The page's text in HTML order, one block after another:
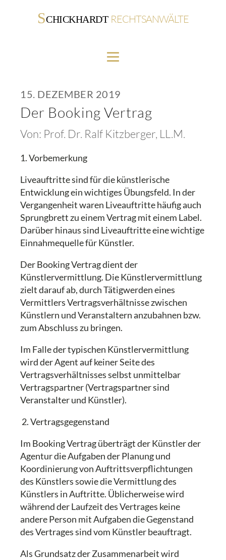
SCHICKHARDT RECHTSANWÄLTE
15. DEZEMBER 2019
Der Booking Vertrag
Von: Prof. Dr. Ralf Kitzberger, LL.M.
1. Vorbemerkung
Liveauftritte sind für die künstlerische
Entwicklung ein wichtiges Übungsfeld. In der
Vergangenheit waren Liveauftritte häufig auch
Sprungbrett zu einem Vertrag mit einem Label.
Darüber hinaus sind Liveauftritte eine wichtige
Einnahmequelle für Künstler.
Der Booking Vertrag dient der
Künstlervermittlung. Die Künstlervermittlung
zielt darauf ab, durch Tätigwerden eines
Vermittlers Vertragsverhältnisse zwischen
Künstlern und Veranstaltern anzubahnen bzw.
zum Abschluss zu bringen.
Im Falle der typischen Künstlervermittlung
wird der Agent auf keiner Seite des
Vertragsverhältnisses selbst unmittelbar
Vertragspartner (Vertragspartner sind
Veranstalter und Künstler).
2. Vertragsgegenstand
Im Booking Vertrag überträgt der Künstler der
Agentur die Aufgaben der Planung und
Koordinierung von Auftrittsverpflichtungen
des Künstlers sowie die Vermittlung des
Künstlers in Auftritte. Üblicherweise wird
während der Laufzeit des Vertrages keine
andere Person mit Aufgaben die Gegenstand
des Vertrages sind vom Künstler beauftragt.
Als Grundsatz der Zusammenarbeit wird